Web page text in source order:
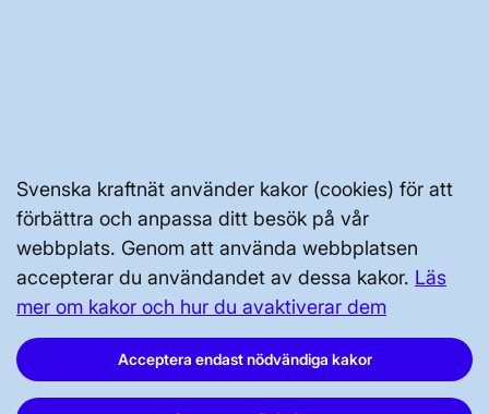
Svenska kraftnät använder kakor (cookies) för att
förbättra och anpassa ditt besök på vår
webbplats. Genom att använda webbplatsen
accepterar du användandet av dessa kakor. Läs
mer om kakor och hur du avaktiverar dem
Acceptera endast nödvändiga kakor
Prenumerera
Vår dataskyddspolicy
Tillgänglighetsredogörelse